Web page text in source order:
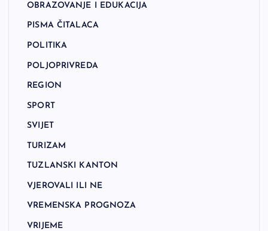
OBRAZOVANJE I EDUKACIJA
PISMA ČITALACA
POLITIKA
POLJOPRIVREDA
REGION
SPORT
SVIJET
TURIZAM
TUZLANSKI KANTON
VJEROVALI ILI NE
VREMENSKA PROGNOZA
VRIJEME